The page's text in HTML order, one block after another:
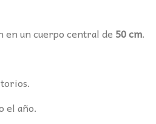
en un cuerpo central de 50 cm.
el año.